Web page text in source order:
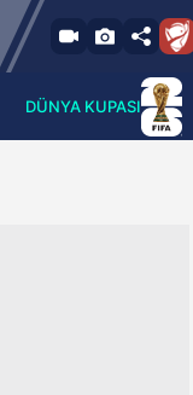
Sipay Bodrum FK
A Haber Radyo
DÜNYA KUPASI